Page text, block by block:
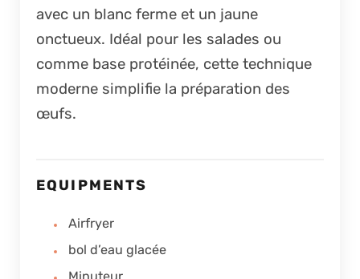
avec un blanc ferme et un jaune
onctueux. Idéal pour les salades ou
comme base protéinée, cette technique
moderne simplifie la préparation des
œufs.
EQUIPMENTS
Airfryer
bol d’eau glacée